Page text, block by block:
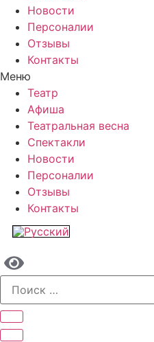
Новости
Персоналии
Отзывы
Контакты
Меню
Театр
Афиша
Театральная весна
Спектакли
Новости
Персоналии
Отзывы
Контакты